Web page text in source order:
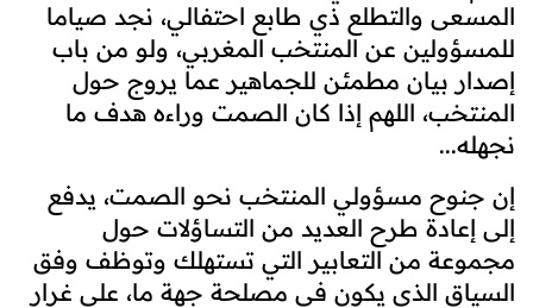
المسعى والتطلع ذي طابع احتفالي، نجد صياما
للمسؤولين عن المنتخب المغربي، ولو من باب
إصدار بيان مطمئن للجماهير عما يروج حول
المنتخب، اللهم إذا كان الصمت وراءه هدف ما
نجهله...
إن جنوح مسؤولي المنتخب نحو الصمت، يدفع
إلى إعادة طرح العديد من التساؤلات حول
مجموعة من التعابير التي تستهلك وتوظف وفق
السياق الذي يكون في مصلحة جهة ما، على غرار